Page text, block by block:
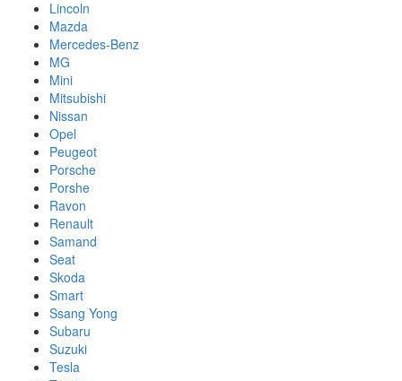
Lincoln
Mazda
Mercedes-Benz
MG
Mini
Mitsubishi
Nissan
Opel
Peugeot
Porsche
Porshe
Ravon
Renault
Samand
Seat
Skoda
Smart
Ssang Yong
Subaru
Suzuki
Tesla